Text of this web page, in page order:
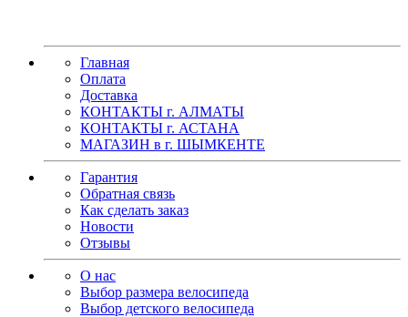
Главная
Оплата
Доставка
КОНТАКТЫ г. АЛМАТЫ
КОНТАКТЫ г. АСТАНА
МАГАЗИН в г. ШЫМКЕНТЕ
Гарантия
Обратная связь
Как сделать заказ
Новости
Отзывы
О нас
Выбор размера велосипеда
Выбор детского велосипеда